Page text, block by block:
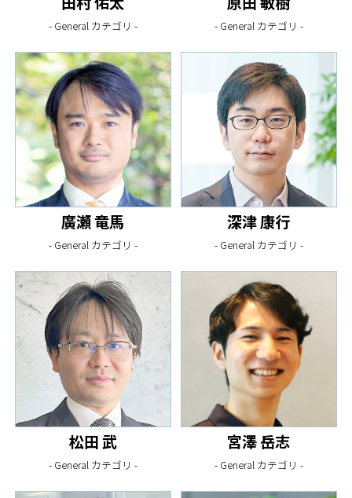
- General カテゴリ - - General カテゴリ -
廣瀬 竜馬
- General カテゴリ -
深津 康行
- General カテゴリ -
松田 武
- General カテゴリ -
宮澤 岳志
- General カテゴリ -